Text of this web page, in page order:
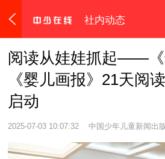
社内动态
阅读从娃娃抓起——《
《婴儿画报》21天阅
启动
2025-07-03 10:07:32 中国少年儿童新闻出